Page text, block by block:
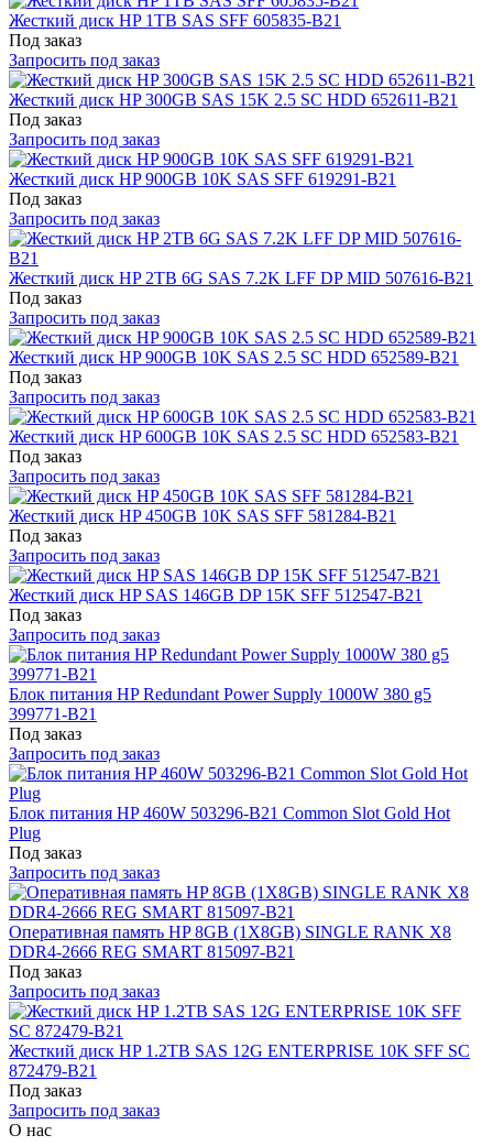
Жесткий диск HP 1TB SAS SFF 605835-B21
Под заказ
Запросить под заказ
Жесткий диск HP 300GB SAS 15K 2.5 SC HDD 652611-B21
Под заказ
Запросить под заказ
Жесткий диск HP 900GB 10K SAS SFF 619291-B21
Под заказ
Запросить под заказ
Жесткий диск HP 2TB 6G SAS 7.2K LFF DP MID 507616-B21
Под заказ
Запросить под заказ
Жесткий диск HP 900GB 10K SAS 2.5 SC HDD 652589-B21
Под заказ
Запросить под заказ
Жесткий диск HP 600GB 10K SAS 2.5 SC HDD 652583-B21
Под заказ
Запросить под заказ
Жесткий диск HP 450GB 10K SAS SFF 581284-B21
Под заказ
Запросить под заказ
Жесткий диск HP SAS 146GB DP 15K SFF 512547-B21
Под заказ
Запросить под заказ
Блок питания HP Redundant Power Supply 1000W 380 g5
399771-B21
Под заказ
Запросить под заказ
Блок питания HP 460W 503296-B21 Common Slot Gold Hot
Plug
Под заказ
Запросить под заказ
Оперативная память HP 8GB (1X8GB) SINGLE RANK X8
DDR4-2666 REG SMART 815097-B21
Под заказ
Запросить под заказ
Жесткий диск HP 1.2TB SAS 12G ENTERPRISE 10K SFF SC
872479-B21
Под заказ
Запросить под заказ
О нас